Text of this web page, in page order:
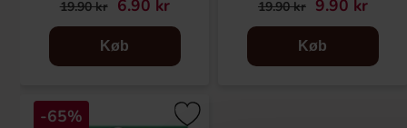
19.90 kr 6.90 kr
Køb
19.90 kr 9.90 kr
Køb
-65%